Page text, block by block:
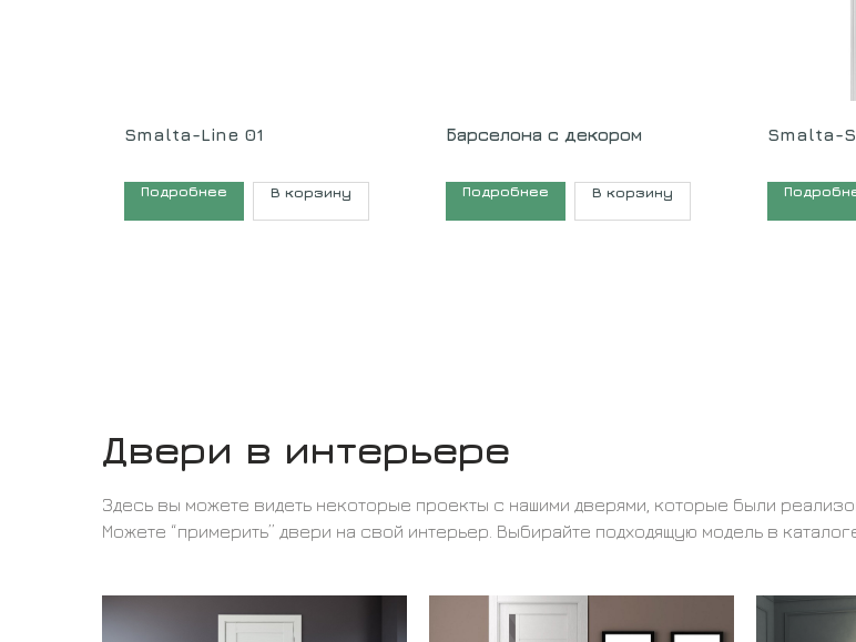
Smalta-Line 01
Подробнее В корзину
Барселона с декором
Подробнее В корзину
Smalta-
Двери в интерьере
Здесь вы можете видеть некоторые проекты с нашими дверями, которые были
Можете “примерить” двери на свой интерьер. Выбирайте подходящую модель в